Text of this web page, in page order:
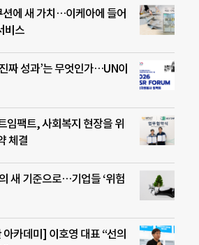
션에 새 가치…이케아에 들어
비스
짜 성과’는 무엇인가…UN이
임팩트, 사회복지 현장을 위
체결
새 기준으로…기업들 ‘위험
카데미] 이호영 대표 “선의